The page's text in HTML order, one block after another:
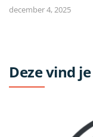
december 4, 2025
Deze vind